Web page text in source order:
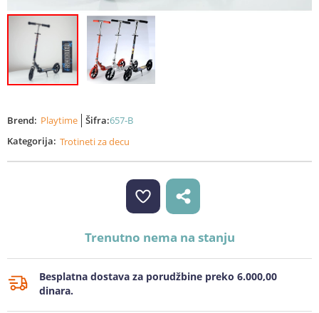
Brend: Playtime Šifra:657-B
Kategorija: Trotineti za decu
Trenutno nema na stanju
Besplatna dostava za porudžbine preko 6.000,00
dinara.